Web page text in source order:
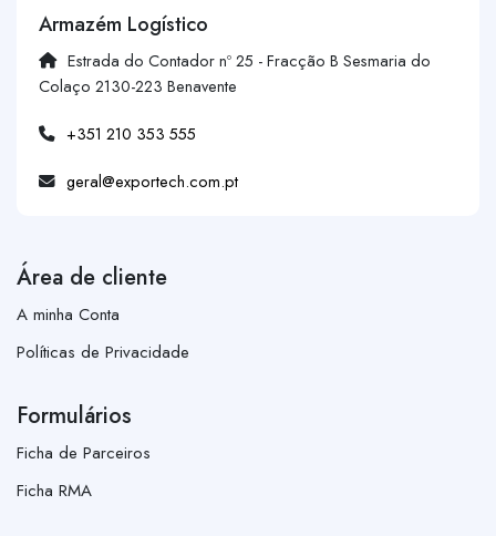
Armazém Logístico
Estrada do Contador nº 25 - Fracção B Sesmaria do
Colaço 2130-223 Benavente
+351 210 353 555
geral@exportech.com.pt
Área de cliente
A minha Conta
Políticas de Privacidade
Formulários
Ficha de Parceiros
Ficha RMA